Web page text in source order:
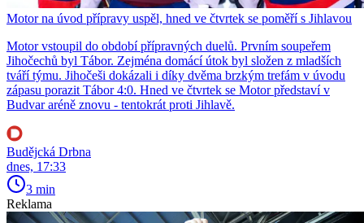
Motor na úvod přípravy uspěl, hned ve čtvrtek se poměří s Jihlavou
Motor vstoupil do období přípravných duelů. Prvním soupeřem
Jihočechů byl Tábor. Zejména domácí útok byl složen z mladších
tváří týmu. Jihočeši dokázali i díky dvěma brzkým trefám v úvodu
zápasu porazit Tábor 4:0. Hned ve čtvrtek se Motor představí v
Budvar aréně znovu - tentokrát proti Jihlavě.
Budějcká Drbna
dnes, 17:33
3 min
Reklama